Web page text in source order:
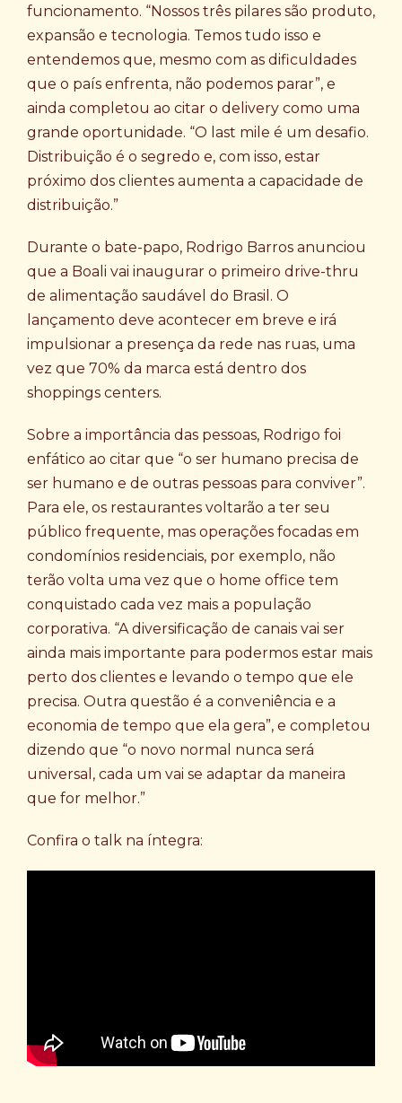
funcionamento. “Nossos três pilares são produto,
expansão e tecnologia. Temos tudo isso e
entendemos que, mesmo com as dificuldades
que o país enfrenta, não podemos parar”, e
ainda completou ao citar o delivery como uma
grande oportunidade. “O last mile é um desafio.
Distribuição é o segredo e, com isso, estar
próximo dos clientes aumenta a capacidade de
distribuição.”
Durante o bate-papo, Rodrigo Barros anunciou
que a Boali vai inaugurar o primeiro drive-thru
de alimentação saudável do Brasil. O
lançamento deve acontecer em breve e irá
impulsionar a presença da rede nas ruas, uma
vez que 70% da marca está dentro dos
shoppings centers.
Sobre a importância das pessoas, Rodrigo foi
enfático ao citar que “o ser humano precisa de
ser humano e de outras pessoas para conviver”.
Para ele, os restaurantes voltarão a ter seu
público frequente, mas operações focadas em
condomínios residenciais, por exemplo, não
terão volta uma vez que o home office tem
conquistado cada vez mais a população
corporativa. “A diversificação de canais vai ser
ainda mais importante para podermos estar mais
perto dos clientes e levando o tempo que ele
precisa. Outra questão é a conveniência e a
economia de tempo que ela gera”, e completou
dizendo que “o novo normal nunca será
universal, cada um vai se adaptar da maneira
que for melhor.”
Confira o talk na íntegra: